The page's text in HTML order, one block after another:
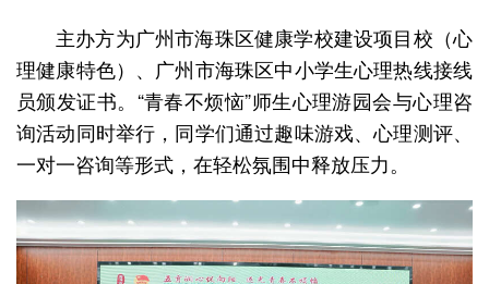
主办方为广州市海珠区健康学校建设项目校（心
理健康特色）、广州市海珠区中小学生心理热线接线
员颁发证书。“青春不烦恼”师生心理游园会与心理咨
询活动同时举行，同学们通过趣味游戏、心理测评、
一对一咨询等形式，在轻松氛围中释放压力。